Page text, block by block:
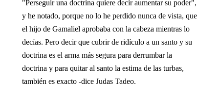
"Perseguir una doctrina quiere decir aumentar su poder",
y he notado, porque no lo he perdido nunca de vista, que
el hijo de Gamaliel aprobaba con la cabeza mientras lo
decías. Pero decir que cubrir de ridículo a un santo y su
doctrina es el arma más segura para derrumbar la
doctrina y para quitar al santo la estima de las turbas,
también es exacto -dice Judas Tadeo.